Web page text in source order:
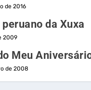
de 2016
peruano da Xuxa
2009
Meu
de 2008